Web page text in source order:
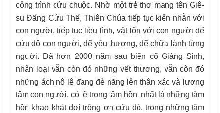
công trình cứu chuộc. Nhờ một trẻ thơ mang tên Giê-
su Đấng Cứu Thế, Thiên Chúa tiếp tục kiên nhẫn với
con người, tiếp tục liều lình, vật lộn với con người để
cứu độ con người, để yêu thương, để chữa lành từng
người. Đã hơn 2000 năm sau biến cố Giáng Sinh,
nhân loại vẫn còn đó những vết thương, vẫn còn đó
những ách nô lệ đang đè nặng lên thân xác và lương
tâm con người, có lẽ trong tâm hồn, nhất là những tâm
hồn khao khát đợi trông ơn cứu độ, trong những tâm